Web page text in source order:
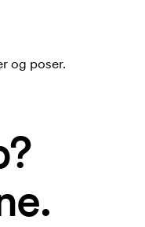
og poser.